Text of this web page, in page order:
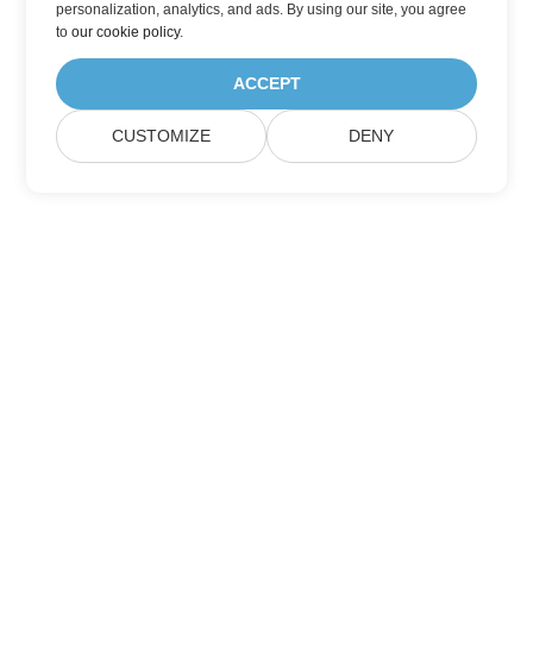
personalization, analytics, and ads. By using our site, you agree
toour cookie policy.
ACCEPT
CUSTOMIZE DENY